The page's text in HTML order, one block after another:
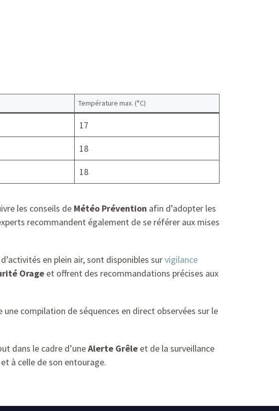
Température max. (°C)
17
18
18
les conseils de Météo Prévention afin d’adopter les
recommandent également de se référer aux mises
en plein air, sont disponibles survigilance
Orage et offrent des recommandations précises aux
compilation de séquences en direct observées sur le
dans le cadre d’uneAlerte Grêle et de la surveillance
à celle de son entourage.